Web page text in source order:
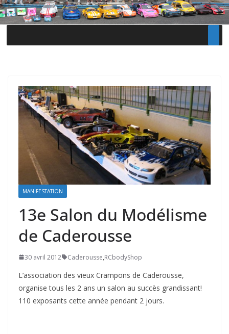
MANIFESTATION
13e Salon du Modélisme
de Caderousse
30 avril 2012 Caderousse,RCbodyShop
L’association des vieux Crampons de Caderousse,
organise tous les 2 ans un salon au succès grandissant!
110 exposants cette année pendant 2 jours.